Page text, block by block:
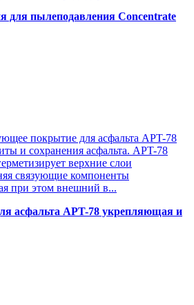
для пылеподавления Concentrate
покрытие для асфальта APT-78
и сохранения асфальта. APT-78
верхние слои
связующие компоненты
при этом внешний в...
асфальта APT-78 укрепляющая и